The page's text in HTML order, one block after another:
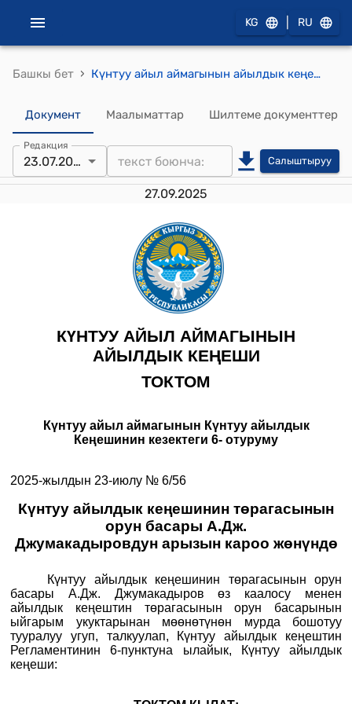
KG RU
Башкы бет › Күнтуу айыл аймагынын айылдык кеңешинин 2025-жылдын 23-июлундагы № 6/56 "Күнтуу айылдык кеңешинин төрагасынын орун басары А.Дж. Джумакадыровдун арызын кароо жөнүндө" токтому
Документ Маалыматтар Шилтеме документтер
Редакция
23.07.2025 Салыштыруу
27.09.2025